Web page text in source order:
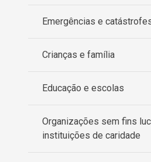
Emergências e
Crianças e família
Educação e escolas
Organizações sem fins
instituições de caridade